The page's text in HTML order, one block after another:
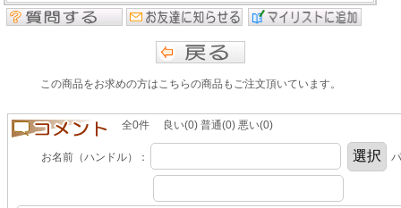
この商品をお求めの方はこちらの商品もご注文頂いています。
全0件 良い(0) 普通(0) 悪い(0)
お名前（ハンドル）：